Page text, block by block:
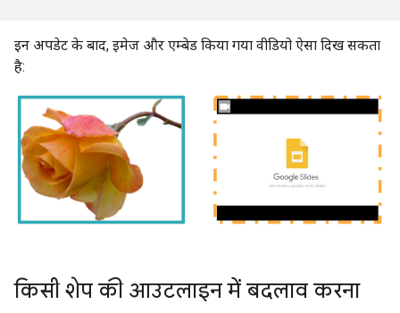
इन अपडेट के बाद, इमेज और एम्बेड किया गया वीडियो ऐसा दिख सकता
है:
किसी शेप की आउटलाइन में बदलाव करना